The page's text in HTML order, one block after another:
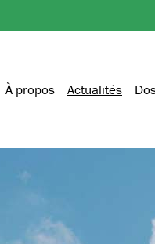
À propos Actualités